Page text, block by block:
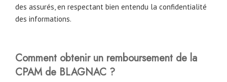
des assurés, en respectant bien entendu la confidentialité
des informations.
Comment obtenir un remboursement de la
CPAM de BLAGNAC ?